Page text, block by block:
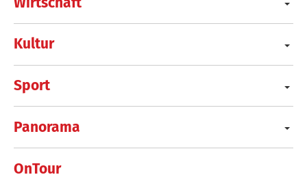
Kultur
Sport
Panorama
OnTour